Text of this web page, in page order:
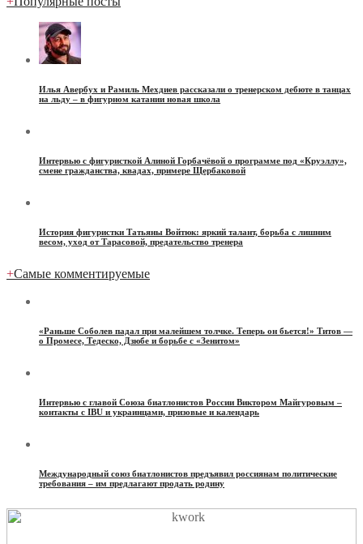
Илья Авербух и Рамиль Мехдиев рассказали о тренерском дебюте в танцах
на льду – в фигурном катании новая школа
Интервью с фигуристкой Алиной Горбачёвой о программе под «Круэллу»,
смене гражданства, квадах, примере Щербаковой
История фигуристки Татьяны Войтюк: яркий талант, борьба с лишним
весом, уход от Тарасовой, предательство тренера
+Самые комментируемые
«Раньше Соболев падал при малейшем толчке. Теперь он бьется!» Титов —
о Промесе, Тедеско, Дзюбе и борьбе с «Зенитом»
Интервью с главой Союза биатлонистов России Виктором Майгуровым –
контакты с IBU и украинцами, призовые и календарь
Международный союз биатлонистов предъявил россиянам политические
требования – им предлагают продать родину